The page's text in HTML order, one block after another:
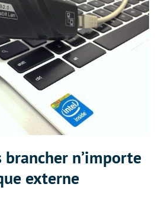
brancher n’importe
externe